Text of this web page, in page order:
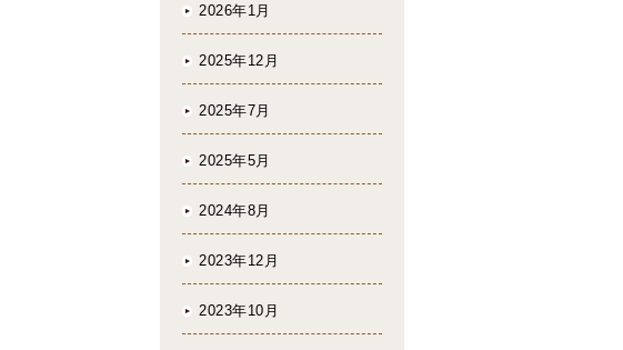
2026年1月
2025年12月
2025年7月
2025年5月
2024年8月
2023年12月
2023年10月